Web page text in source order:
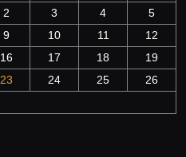
2 3 4
5
9 10 11
12
16 17 18
19
23 24 25
26